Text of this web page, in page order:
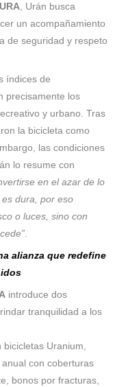
, Urán busca
un acompañamiento
de seguridad y respeto
índices de
precisamente los
y urbano. Tras
la bicicleta como
las condiciones
lo resume con
en el azar de lo
dura, por eso
o luces, sino con
.
alianza que redefine
introduce dos
tranquilidad a los
bicicletas Uranium,
con coberturas
bonos por fracturas,